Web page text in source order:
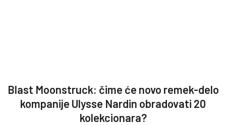
Blast Moonstruck: čime će novo remek-delo
kompanije Ulysse Nardin obradovati 20
kolekcionara?